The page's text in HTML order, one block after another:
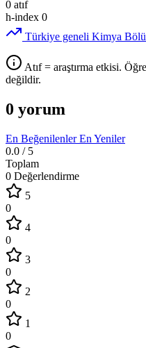
0 atıf
h-index 0
Türkiye geneli Kimya
Atıf = araştırma etkisi.
değildir.
0 yorum
En BeğenilenlerEn Yeniler
0.0 / 5
Toplam
0 Değerlendirme
5
0
4
0
3
0
2
0
1
0